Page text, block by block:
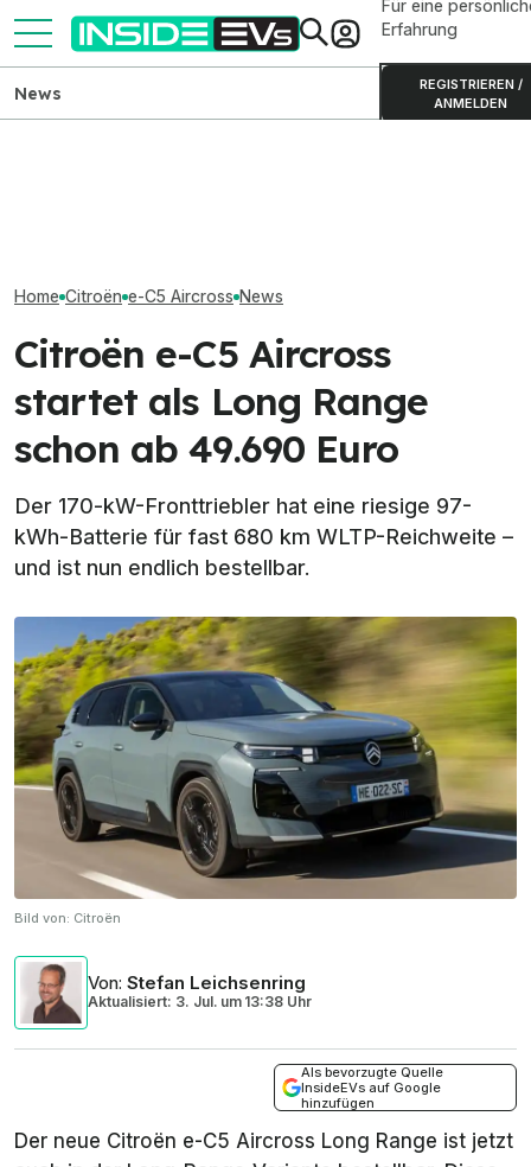
Für eine
Erfahrung
REGISTRIEREN /
ANMELDEN
News
Home Citroën e-C5 Aircross News
Citroën e-C5 Aircross
startet als Long Range
schon ab 49.690 Euro
Der 170-kW-Fronttriebler hat eine riesige 97-
kWh-Batterie für fast 680 km WLTP-Reichweite –
und ist nun endlich bestellbar.
Bild von: Citroën
Von: Stefan Leichsenring
Aktualisiert: 3. Jul. um 13:38 Uhr
Als bevorzugte Quelle
InsideEVs auf Google
hinzufügen
Der neue Citroën e-C5 Aircross Long Range ist jetzt